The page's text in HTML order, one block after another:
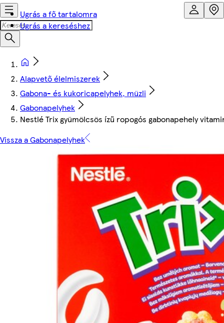
Ugrás a fő tartalomra
Ugrás a kereséshez
Alapvető élelmiszerek
Gabona- és kukoricapelyhek, müzli
Gabonapelyhek
Nestlé Trix gyümölcsös ízű ropogós gabonapehely
Vissza a Gabonapelyhek